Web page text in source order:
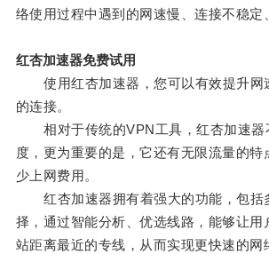
络使用过程中遇到的网速慢、连接不稳定
红杏加速器免费试用
使用红杏加速器，您可以有效提升网
的连接。
相对于传统的VPN工具，红杏加速器
度，更为重要的是，它还有无限流量的特
少上网费用。
红杏加速器拥有着强大的功能，包括
择，通过智能分析、优选线路，能够让用
站距离最近的专线，从而实现更快速的网